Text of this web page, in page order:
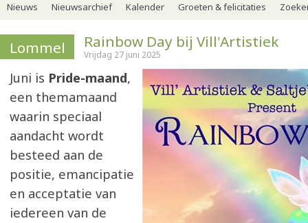
Nieuws Nieuwsarchief Kalender Groeten & felicitaties
Lommel Rainbow Day bij Vill'Artistiek
Vrijdag 27 juni 2025
Juni is Pride-maand,
een themamaand
waarin speciaal
aandacht wordt
besteed aan de
positie, emancipatie
en acceptatie van
iedereen van de